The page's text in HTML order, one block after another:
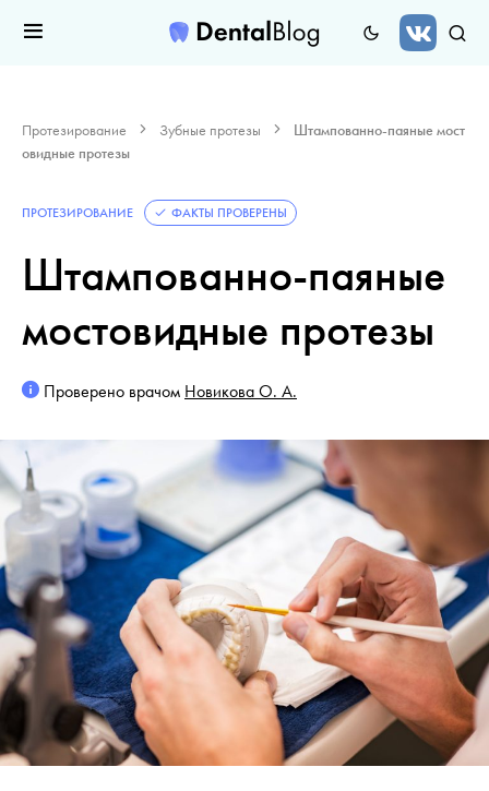
Протезирование Зубные протезы
Штампованно-паяные мост
овидные протезы
ПРОТЕЗИРОВАНИЕ ФАКТЫ ПРОВЕРЕНЫ
Штампованно-паяные
мостовидные протезы
Проверено врачом Новикова О. А.